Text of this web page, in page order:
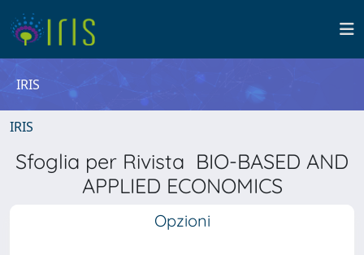
IRIS
IRIS
Sfoglia per Rivista BIO-BASED AND
APPLIED ECONOMICS
Opzioni